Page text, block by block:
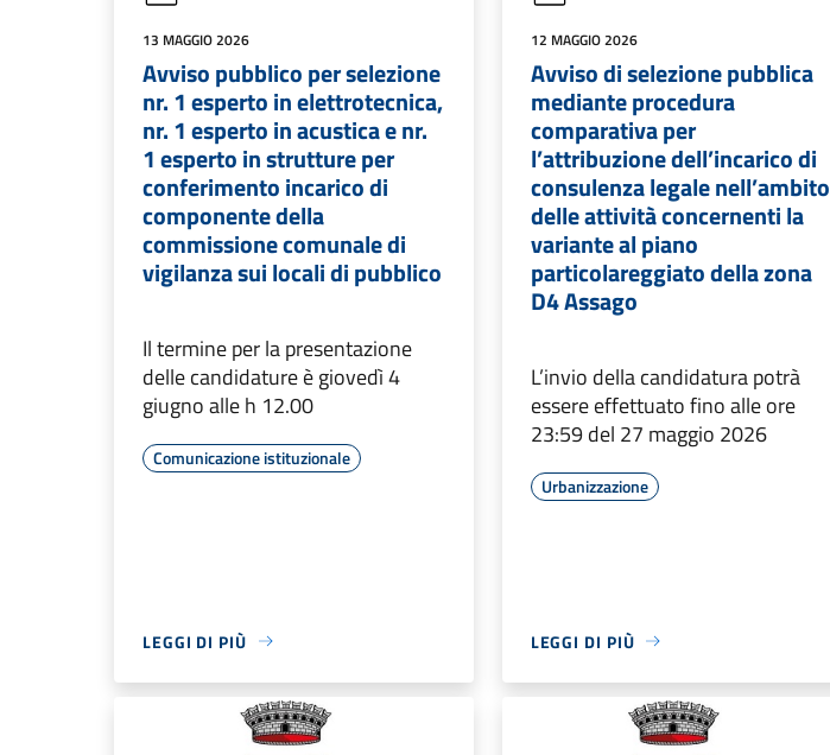
13 MAGGIO 2026
Avviso pubblico per selezione
nr. 1 esperto in elettrotecnica,
nr. 1 esperto in acustica e nr.
1 esperto in strutture per
conferimento incarico di
componente della
commissione comunale di
vigilanza sui locali di pubblico
Il termine per la presentazione
delle candidature è giovedì 4
giugno alle h 12.00
Comunicazione istituzionale
LEGGI DI PIÙ
12 MAGGIO 2026
Avviso di selezione pubblica
mediante procedura
comparativa per
l’attribuzione dell’incarico di
consulenza legale nell’ambito
delle attività concernenti la
variante al piano
particolareggiato della zona
D4 Assago
L’invio della candidatura potrà
essere effettuato fino alle ore
23:59 del 27 maggio 2026
Urbanizzazione
LEGGI DI PIÙ